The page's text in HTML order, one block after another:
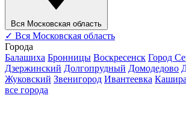
Вся Московская область
✓ Вся Московская область
Города
Балашиха Бронницы Воскресенск Город
Дзержинский Долгопрудный Домодедово
Жуковский Звенигород Ивантеевка Кашира
все города